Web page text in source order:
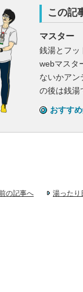
この記
マスター
銭湯とフッ
webマスタ
ないかアン
の後は銭湯
おすす
の記事へ 湯ったり